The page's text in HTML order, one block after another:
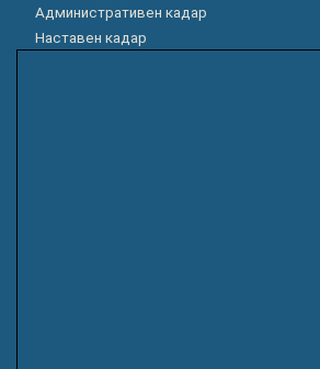
Административен кадар
Наставен кадар